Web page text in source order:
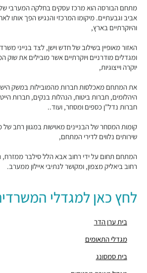
"מגדל אמות אטריום"
מבני משרדים ומסחר ·
מבני משרדים ומסחר ·תובל 40, רמת גן
"בית פובליסיס"
"בית תובל 22"
מבני משרדים ומסחר · תובל 22, רמת גן
"מגדל פז 2"
מבני משרדים ומסחר ·
"מגדל פז 1"
"מגדלי התאומים"
מבני משרדים ומסחר ·זאב ז'בוטינסקי 33-35, רמת גן
מבני משרדים ומסחר ·אבא הלל 10, רמת גן
"בית עורק"
מבני משרדים ומסחר ·
"בית דרום אפריקה"
מתחם הבורסה הוא מרכז עסקים בחלקה המערבי
אביב וגבעתיים. מיקומו המרכזי והנגיש הפך אותו
והיוקרתיים בארץ,
האזור מאופיין בשילוב של חדש וישן, לצד בנייני
ומגדלים מודרניים ויוקרתיים אשר מובילים את
יוקרה וייצוגיות,
את המתחם מאכלסות חברות מהמובילות במשק
היהלומים, חברות ביטוח, הנהלות בנקים, חברות
חברות נדל"ן כספים ומסחר, ועוד..
קומות המסחר של הבניינים מאוישות במגוון רחב של
שירותים נלווים לדירי המתחם,
המתחם תחום על ידי רחוב אבא הלל סילבר ממזרח,
רחוב ביאליק מצפון, ומקושר לנתיבי איילון ממערב.
לחץ כאן למגדלי
בית ערן הדר
מגדלי התאומים
בית סמסונג